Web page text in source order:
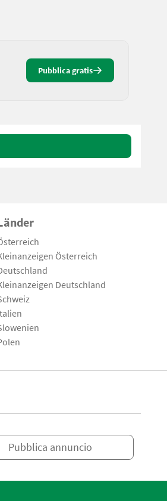
Pubblica gratis
Österreich
Deutschland
Pubblica annuncio